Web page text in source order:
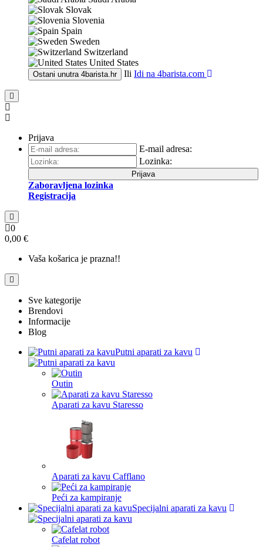
Slovak
Slovenia
Spain
Sweden
Switzerland
United States
Ostani unutra 4barista.hr Ili Idi na 4barista.com
Prijava
E-mail adresa:
Lozinka:
Prijava
Zaboravljena lozinka
Registracija
0
0,00 €
Vaša košarica je prazna!!
Sve kategorije
Brendovi
Informacije
Blog
Putni aparati za kavu
Outin
Aparati za kavu Staresso
Aparati za kavu Cafflano
Peći za kampiranje
Specijalni aparati za kavu
Cafelat robot